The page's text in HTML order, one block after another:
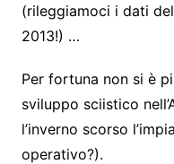
(rileggiamoci i dati
2013!) …
Per fortuna non si è
sviluppo sciistico
l’inverno scorso
operativo?).